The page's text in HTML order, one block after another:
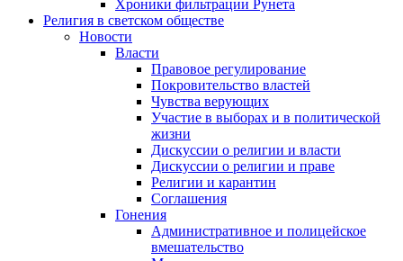
Хроники фильтрации Рунета
Религия в светском обществе
Новости
Власти
Правовое регулирование
Покровительство властей
Чувства верующих
Участие в выборах и в политической
жизни
Дискуссии о религии и власти
Дискуссии о религии и праве
Религии и карантин
Соглашения
Гонения
Административное и полицейское
вмешательство